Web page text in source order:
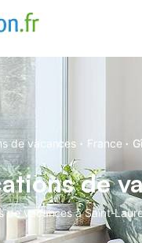
de vacances · France ·
de
de vacances à Saint-